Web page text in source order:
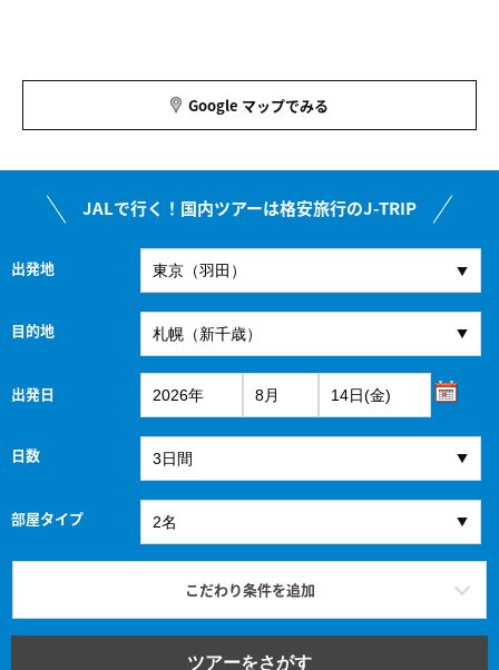
Google マップでみる
JALで行く！国内ツアーは格安旅行のJ-TRIP
出発地
目的地
出発日
日数
部屋タイプ
こだわり条件を追加
ツアーをさがす